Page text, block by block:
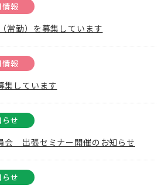
情報
常勤）を募集しています
情報
集しています
らせ
会 出張セミナー開催のお知らせ
らせ